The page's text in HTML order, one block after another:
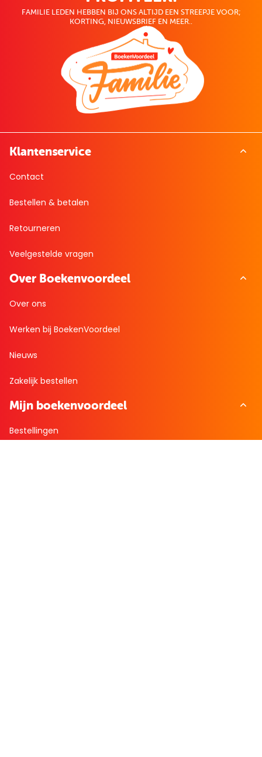
FAMILIE LEDEN HEBBEN BIJ ONS ALTIJD EEN STREEPJE VOOR;
KORTING, NIEUWSBRIEF EN MEER..
Klantenservice
Contact
Bestellen & betalen
Retourneren
Veelgestelde vragen
Over Boekenvoordeel
Over ons
Werken bij BoekenVoordeel
Nieuws
Zakelijk bestellen
Mijn boekenvoordeel
Bestellingen